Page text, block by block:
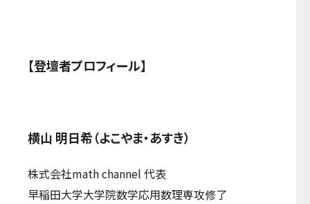
【登壇者プロフィール】
横山 明日希（よこやま・あすき）
株式会社math channel 代表
早稲田大学大学院数学応用数理専攻修了